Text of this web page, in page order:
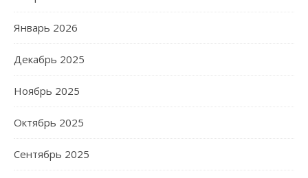
Январь 2026
Декабрь 2025
Ноябрь 2025
Октябрь 2025
Сентябрь 2025